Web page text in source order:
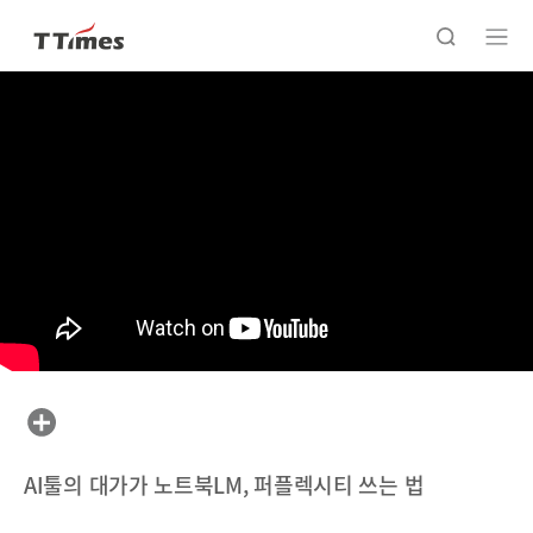
AI툴의 대가가 노트북LM, 퍼플렉시티 쓰는 법